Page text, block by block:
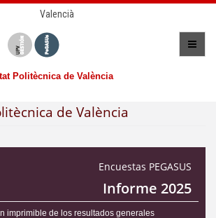
Valencià
Politècnica de València
de València
Encuestas PEGASUS
Informe 2025
imprimible de los resultados generales